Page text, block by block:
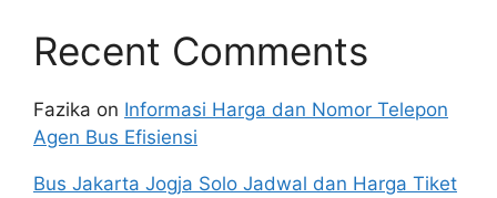
Recent Comments
Fazika on Informasi Harga dan Nomor Telepon
Agen Bus Efisiensi
Bus Jakarta Jogja Solo Jadwal dan Harga Tiket